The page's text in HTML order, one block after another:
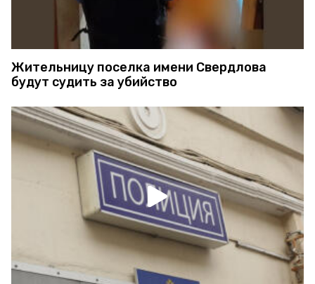
Жительницу поселка имени Свердлова
будут судить за убийство